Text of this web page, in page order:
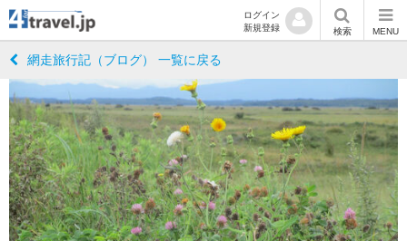
ログイン
新規登録
検索 MENU
網走旅行記（ブログ） 一覧に戻る